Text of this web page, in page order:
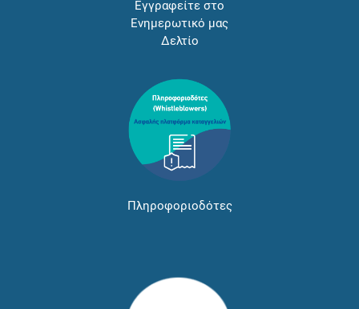
Εγγραφείτε στο
Ενημερωτικό μας
Δελτίο
Πληροφοριοδότες